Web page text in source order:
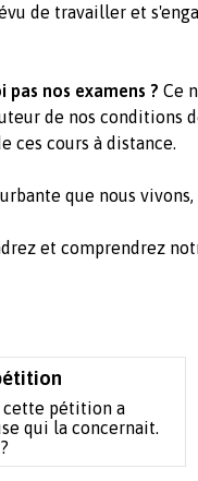
de travailler et
nos examens ? Ce
de nos conditions
ces cours à distance.
que nous
et comprendrez
cette pétition a
qui la concernait.